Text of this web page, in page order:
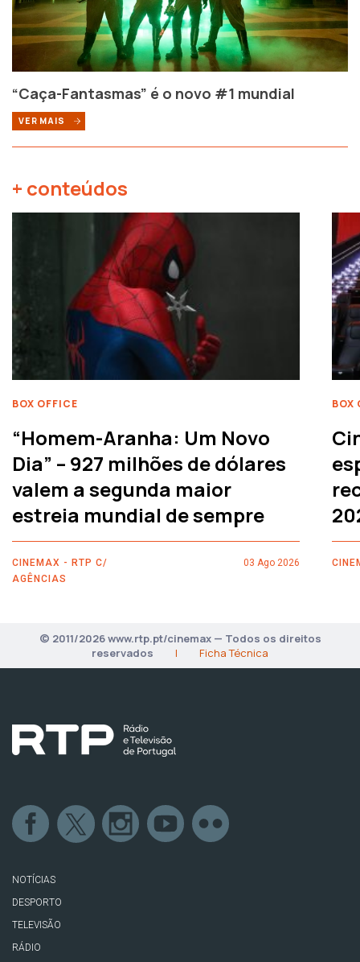
“Caça-Fantasmas” é o novo #1 mundial
VER MAIS
+ conteúdos
BOX OFFICE
“Homem-Aranha: Um Novo
Dia” – 927 milhões de dólares
valem a segunda maior
estreia mundial de sempre
CINEMAX - RTP C/
AGÊNCIAS
03 Ago 2026
BOX
© 2011/2026 www.rtp.pt/cinemax — Todos os direitos
reservados
| Ficha Técnica
NOTÍCIAS
DESPORTO
TELEVISÃO
RÁDIO